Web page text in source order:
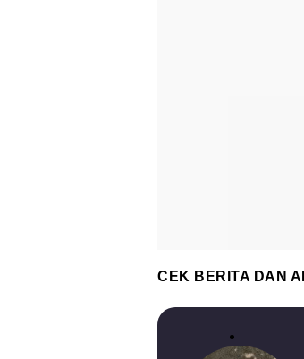
CEK BERITA DAN